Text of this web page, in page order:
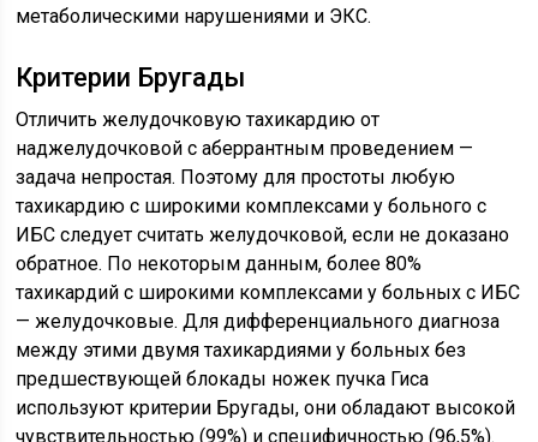
метаболическими нарушениями и ЭКС.
Критерии Бругады
Отличить желудочковую тахикардию от
наджелудочковой с аберрантным проведением —
задача непростая. Поэтому для простоты любую
тахикардию с широкими комплексами у больного с
ИБС следует считать желудочковой, если не доказано
обратное. По некоторым данным, более 80%
тахикардий с широкими комплексами у больных с ИБС
— желудочковые. Для дифференциального диагноза
между этими двумя тахикардиями у больных без
предшествующей блокады ножек пучка Гиса
используют критерии Бругады, они обладают высокой
чувствительностью (99%) и специфичностью (96,5%).